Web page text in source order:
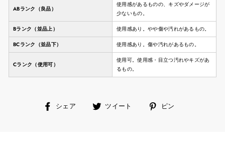
ABランク（良品）
使用感があるものの、キズやダメージが
少ないもの。
Bランク（並品上） 使用感あり。やや傷や汚れがあるもの。
BCランク（並品下） 使用感あり。傷や汚れがあるもの。
Cランク（使用可）
使用可。使用感・目立つ汚れやキズがあ
るもの。
シェア
facebookツイート ピン